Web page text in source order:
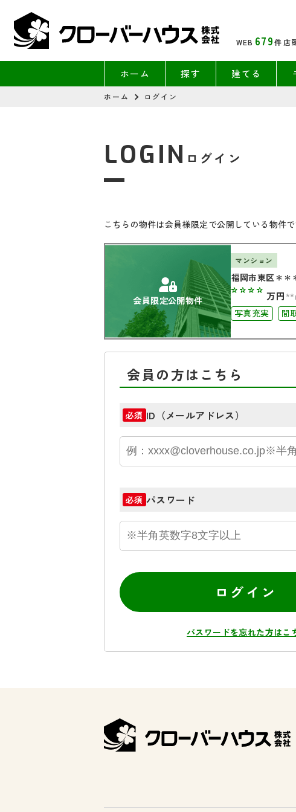
WEB 679件 店
ホーム 探す 建てる
ホーム ログイン
ログイン
LOGIN
こちらの物件は会員様限定で公開している物件
会員限定公開物件
マンション
福岡市東区＊＊
**** 万円
写真充実
間
会員の方はこちら
必須 ID（メールアドレス）
必須 パスワード
ログイン
パスワードを忘れた方は